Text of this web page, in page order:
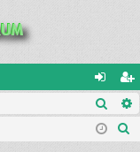
al
og
ar
ej